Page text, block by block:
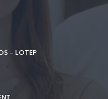
– LOTEP